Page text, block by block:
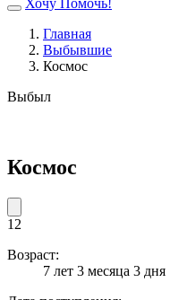
Хочу Помочь!
Главная
Выбывшие
Космос
Выбыл
Космос
12
Возраст:
7 лет 3 месяца 3 дня